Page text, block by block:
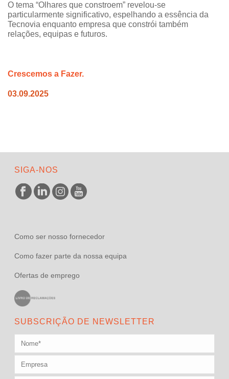
O tema “Olhares que constroem” revelou-se
particularmente significativo, espelhando a essência da
Tecnovia enquanto empresa que constrói também
relações, equipas e futuros.
Crescemos a Fazer.
03.09.2025
SIGA-NOS
Como ser nosso fornecedor
Como fazer parte da nossa equipa
Ofertas de emprego
SUBSCRIÇÃO DE NEWSLETTER